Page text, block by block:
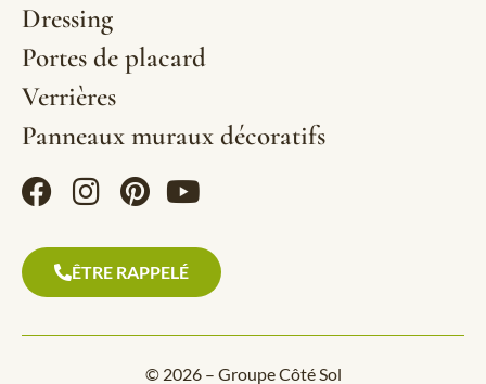
Dressing
Portes de placard
Verrières
Panneaux muraux décoratifs
ÊTRE RAPPELÉ
© 2026 – Groupe Côté Sol